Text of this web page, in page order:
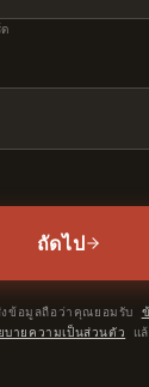
ถัดไป
ข้อมูลถือว่าคุณยอมรับ
บายความเป็นส่วนตัว แ